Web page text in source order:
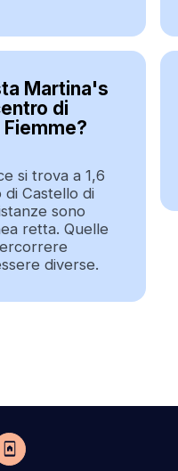
Martina's
di
si trova a 1,6
Castello di
sono
retta. Quelle
diverse.